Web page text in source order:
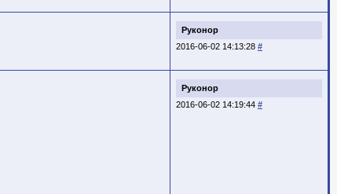
Руконор
2016-06-02 14:13:28 #
Руконор
2016-06-02 14:19:44 #